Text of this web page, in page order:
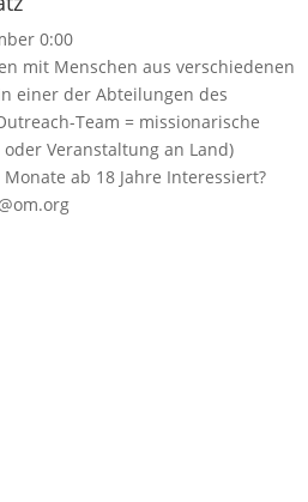
0:00
mit Menschen aus verschiedenen
einer der Abteilungen des
Team = missionarische
Veranstaltung an Land)
ab 18 Jahre Interessiert?